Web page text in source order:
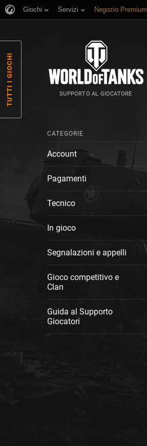
Giochi Servizi Negozio Premium
TUTTI I GIOCHI SUPPORTO AL GIOCATORE
CATEGORIE
Account
Pagamenti
Tecnico
In gioco
Segnalazioni e appelli
Gioco competitivo e
Clan
Guida al Supporto
Giocatori